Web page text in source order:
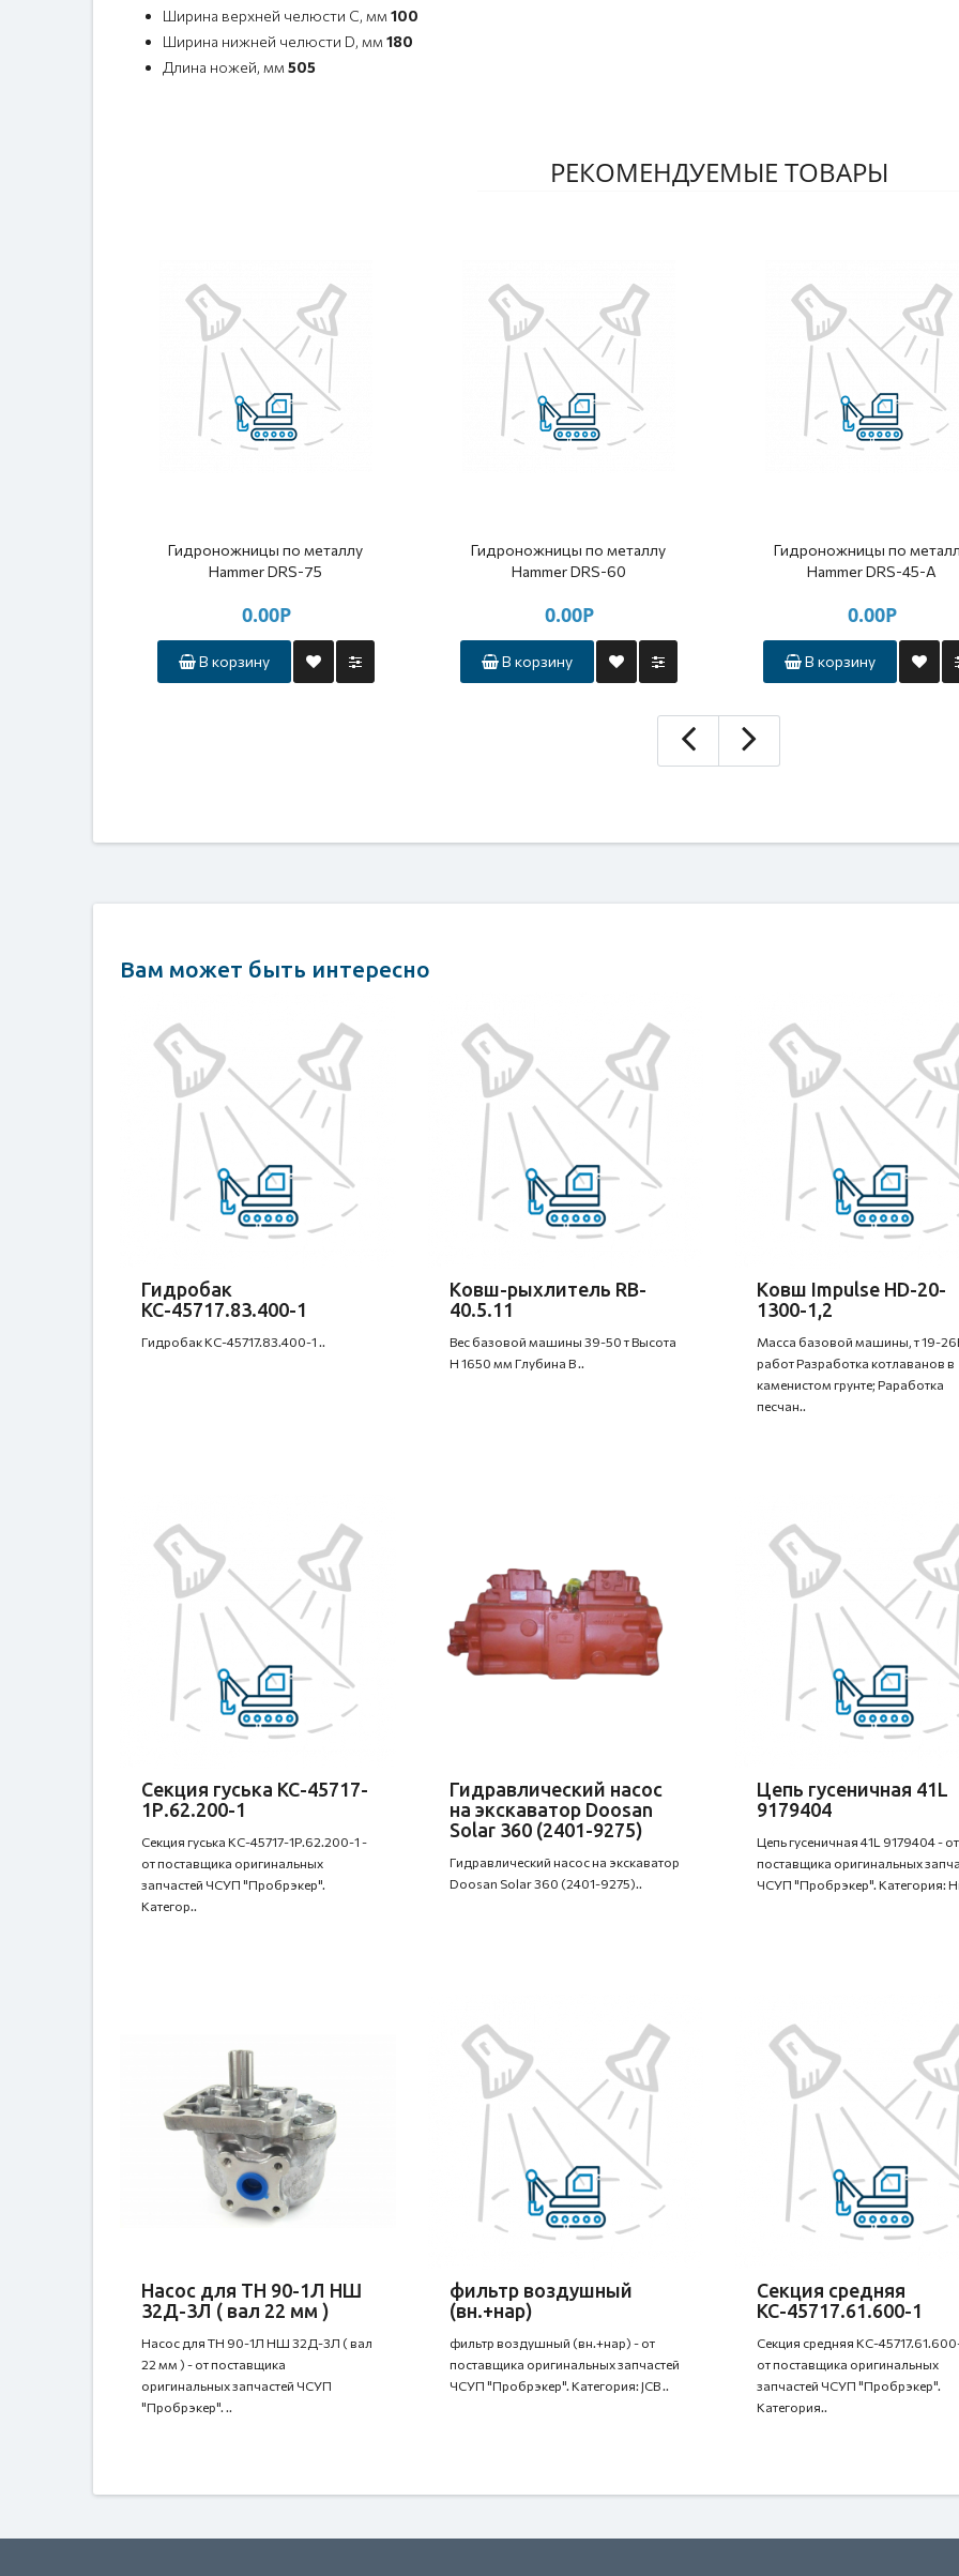
Ширина верхней челюсти C, мм 100
Ширина нижней челюсти D, мм 180
Длина ножей, мм 505
РЕКОМЕНДУЕМЫЕ ТОВАРЫ
Гидроножницы по металлу
Hammer DRS-75
0.00Р
В корзину
Гидроножницы по металлу
Hammer DRS-60
0.00Р
В корзину
Гидроножницы по
Hammer DRS-45-A
0.00Р
В корзину
Вам может быть интересно
Гидробак
КС-45717.83.400-1
Гидробак КС-45717.83.400-1 ..
Ковш-рыхлитель RB-
40.5.11
Вес базовой машины 39-50 т Высота
H 1650 мм Глубина B ..
Ковш Impulse HD-20-
1300-1,2
Масса базовой машины, т 19-
работ Разработка котлаванов в
каменистом грунте; Раработка
песчан..
Секция гуська КС-45717-
1Р.62.200-1
Секция гуська КС-45717-1Р.62.200-1 -
от поставщика оригинальных
запчастей ЧСУП "Пробрэкер".
Категор..
Гидравлический насос
на экскаватор Doosan
Solar 360 (2401-9275)
Гидравлический насос на экскаватор
Doosan Solar 360 (2401-9275)..
Цепь гусеничная 41L
9179404
Цепь гусеничная 41L 9179404 - от
поставщика оригинальных
ЧСУП "Пробрэкер". Категория:
Насос для ТН 90-1Л НШ
32Д-3Л ( вал 22 мм )
Насос для ТН 90-1Л НШ 32Д-3Л ( вал
22 мм ) - от поставщика
оригинальных запчастей ЧСУП
"Пробрэкер". ..
фильтр воздушный
(вн.+нар)
фильтр воздушный (вн.+нар) - от
поставщика оригинальных запчастей
ЧСУП "Пробрэкер". Категория: JCB ..
Секция средняя
КС-45717.61.600-1
Секция средняя КС-
от поставщика оригинальных
запчастей ЧСУП "Пробрэкер".
Категория..